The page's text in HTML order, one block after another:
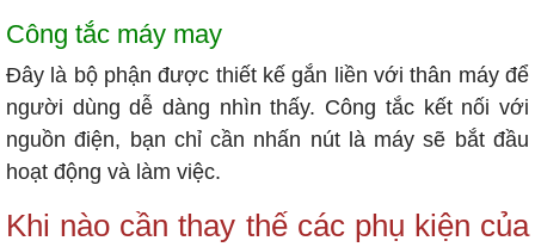
Công tắc máy may
Đây là bộ phận được thiết kế gắn liền với thân máy để
người dùng dễ dàng nhìn thấy. Công tắc kết nối với
nguồn điện, bạn chỉ cần nhấn nút là máy sẽ bắt đầu
hoạt động và làm việc.
Khi nào cần thay thế các phụ kiện của